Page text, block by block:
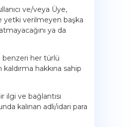
ve/veya Üye,
yetki verilmeyen başka
ya da
benzeri her türlü
hakkına sahip
ve bağlantısı
kalınan adli/idari para